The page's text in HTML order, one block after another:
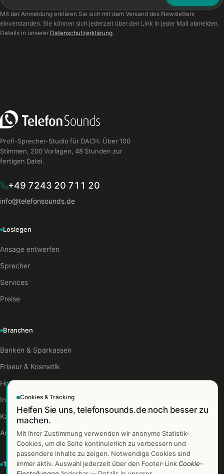
Mit der Anmeldung erklären Sie sich mit dem Versand des Newsletters
einverstanden. Sie können sich jederzeit über den Link in jeder Mail abmelden.
Details in unserer Datenschutzerklärung.
Profi-Sprecher-Studio für DACH. Über 100
Stimmen, 200 Vorlagen, 48 Stunden zur
fertigen Datei.
+49 7243 20 711 20
info@telefonsounds.de
Loslegen
Ansage entwerfen
Sprecher
Services
Preise
Branchen
Banken & Sparkassen
Friseur & Kosmetik
Hotels & Gastro
Industrie
Kanzleien
Arztpraxen
TelefonSounds
Cookies & Tracking
Helfen Sie uns, telefonsounds.de noch besser zu
machen.
Mit Ihrer Zustimmung verwenden wir anonyme Statistik-
Cookies, um die Seite kontinuierlich zu verbessern und
passendere Inhalte zu zeigen. Notwendige Cookies sind
immer aktiv. Auswahl jederzeit über den Footer-Link Cookie-